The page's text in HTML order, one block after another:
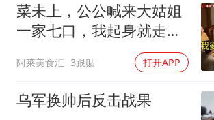
菜未上，公公喊来大姑姐
一家七口，我起身就走，
他怒喊：一万三谁付？
阿莱美食汇 3跟贴 打开APP
乌军换帅后反击战果